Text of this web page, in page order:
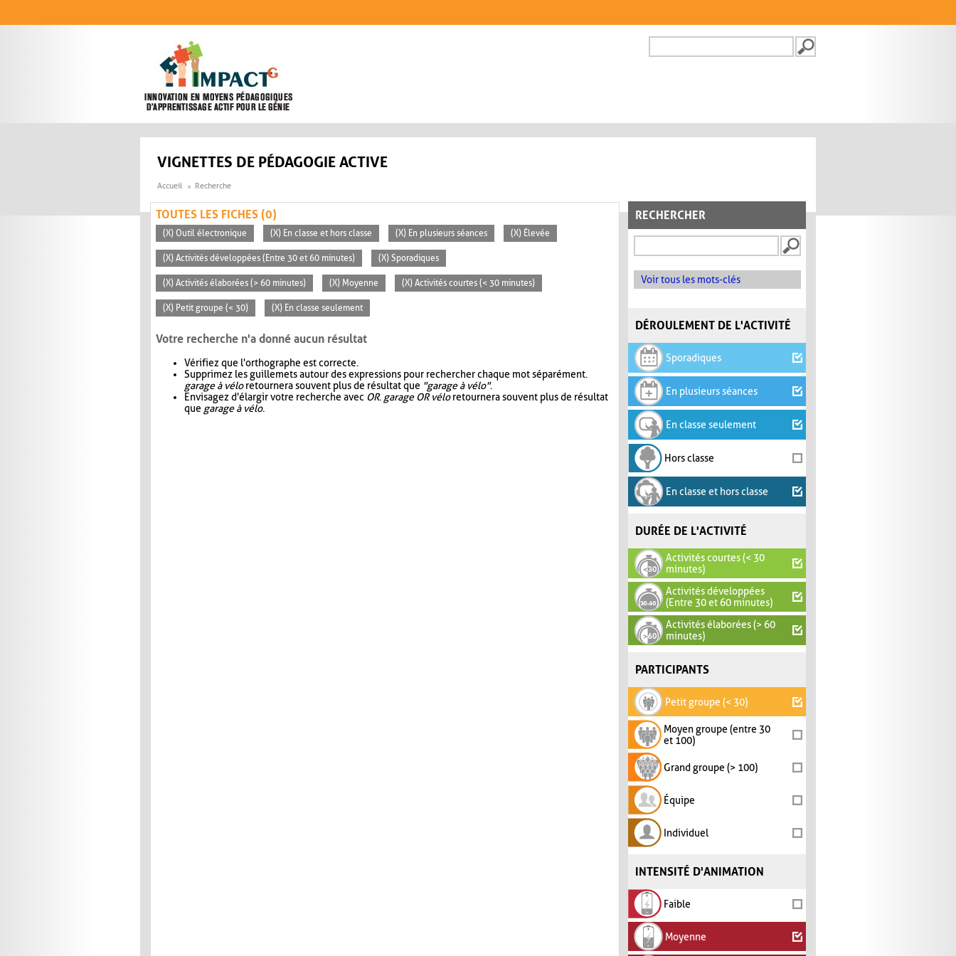
FORMULAIRE DE
VIGNETTES DE PÉDAGOGIE ACTIVE
Accueil Recherche
RECHERCHER
Voir tous les mots-clés
DÉROULEMENT DE L'ACTIVITÉ
Sporadiques
En plusieurs séances
En classe seulement
Hors classe
En classe et hors classe
DURÉE DE L'ACTIVITÉ
Activités courtes (< 30
minutes)
Activités développées
(Entre 30 et 60 minutes)
Activités élaborées (> 60
minutes)
PARTICIPANTS
Petit groupe (< 30)
Moyen groupe (entre 30
et 100)
Grand groupe (> 100)
Équipe
Individuel
INTENSITÉ D'ANIMATION
Faible
Moyenne
TOUTES LES FICHES (0)
(X) Outil électronique (X) En classe et hors classe (X) En plusieurs séances (X) Élevée
(X) Activités développées (Entre 30 et 60 minutes) (X) Sporadiques
(X) Activités élaborées (> 60 minutes) (X) Moyenne (X) Activités courtes (< 30 minutes)
(X) Petit groupe (< 30) (X) En classe seulement
Votre recherche n'a donné aucun résultat
Vérifiez que l'orthographe est correcte.
Supprimez les guillemets autour des expressions pour rechercher chaque mot séparément.
garage à véloretournera souvent plus de résultat que "garage à vélo".
Envisagez d'élargir votre recherche avec OR. garage OR véloretournera souvent plus de résultat
que garage à vélo.